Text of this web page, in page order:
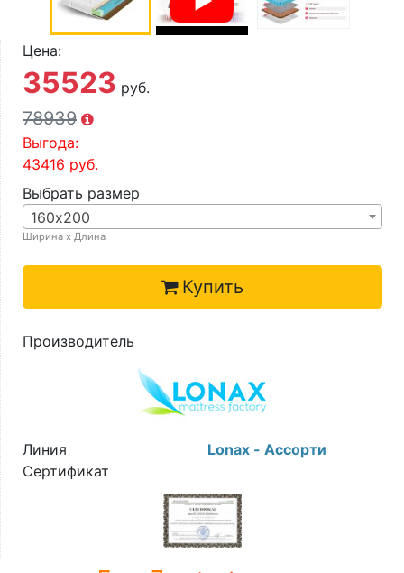
Цена:
35523 руб.
78939
Выгода:
43416 руб.
Выбрать размер
160х200
Ширина х Длина
Купить
Производитель
Линия
Lonax - Ассорти
Сертификат